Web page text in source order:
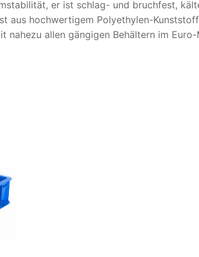
er ist schlag- und bruchfest,
aus hochwertigem Polyethylen-
nahezu allen gängigen Behältern im